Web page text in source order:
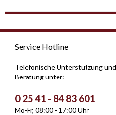
Service Hotline
Telefonische Unterstützung und
Beratung unter:
0 25 41 - 84 83 601
Mo-Fr, 08:00 - 17:00 Uhr